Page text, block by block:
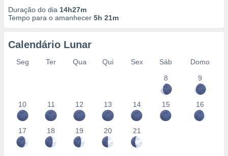
Duração do dia 14h27m
Tempo para o amanhecer 5h 21m
Calendário Lunar
Seg Ter Qua Qui Sex Sáb
Domo
8
9
10 11 12 13 14 15 16
17 18 19 20 21